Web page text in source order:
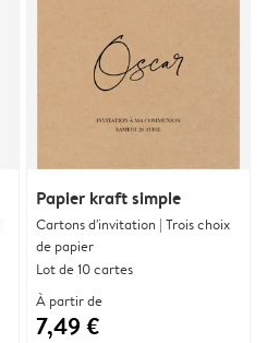
Papier kraft simple
Cartons d'invitation | Trois choix
de papier
Lot de 10 cartes
À partir de
7,49 €